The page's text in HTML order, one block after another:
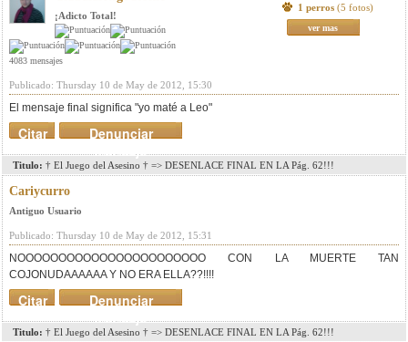
¡Adicto Total!
4083 mensajes
1 perros (5 fotos)
ver mas
Publicado: Thursday 10 de May de 2012, 15:30
El mensaje final significa "yo maté a Leo"
Denunciar
mensaje
Citar
Titulo: † El Juego del Asesino † => DESENLACE FINAL EN LA Pág. 62!!!
Cariycurro
Antiguo Usuario
Publicado: Thursday 10 de May de 2012, 15:31
NOOOOOOOOOOOOOOOOOOOOOOO CON LA MUERTE TAN
COJONUDAAAAAA Y NO ERA ELLA??!!!!
Denunciar
mensaje
Citar
Titulo: † El Juego del Asesino † => DESENLACE FINAL EN LA Pág. 62!!!